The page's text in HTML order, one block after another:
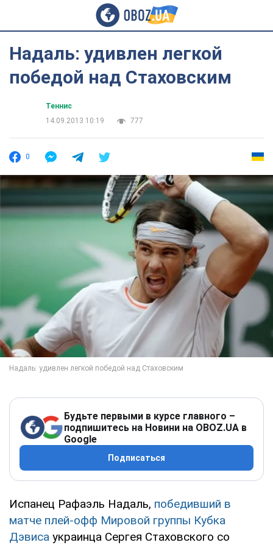
Надаль: удивлен легкой
победой над Стаховским
Теннис
14.09.2013 10:19
777
0
Будьте первыми в курсе главного –
подпишитесь на Новини на OBOZ.UA в
Google
Подписаться
Испанец Рафаэль Надаль, победивший в
матче плей-офф Мировой группы Кубка
Дэвиса украинца Сергея Стаховского со